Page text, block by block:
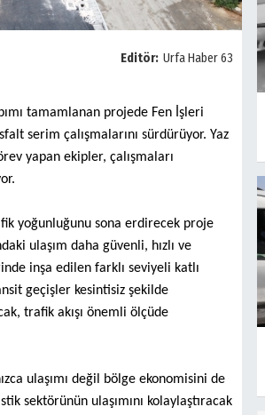
Editör: Urfa Haber 63
tamamlanan projede Fen İşleri
serim çalışmalarını sürdürüyor. Yaz
yapan ekipler, çalışmaları
yoğunluğunu sona erdirecek proje
ulaşım daha güvenli, hızlı ve
inşa edilen farklı seviyeli katlı
geçişler kesintisiz şekilde
trafik akışı önemli ölçüde
ulaşımı değil bölge ekonomisini de
sektörünün ulaşımını kolaylaştıracak